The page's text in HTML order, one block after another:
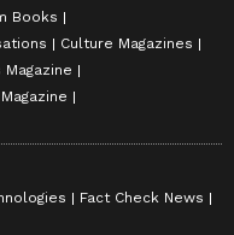
Books
Culture Magazines
Fact Check News